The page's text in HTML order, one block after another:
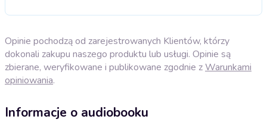
Opinie pochodzą od zarejestrowanych Klientów, którzy
dokonali zakupu naszego produktu lub usługi. Opinie są
zbierane, weryfikowane i publikowane zgodnie zWarunkami
opiniowania.
Informacje o audiobooku